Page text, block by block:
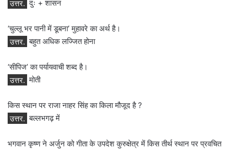
उत्तर. दुः + शासन
‘चुल्लू भर पानी में डूबना’ मुहावरे का अर्थ है।
उत्तर. बहुत अधिक लज्जित होना
‘सीपिज’ का पर्यायवाची शब्द है।
उत्तर. मोती
किस स्थान पर राजा नाहर सिंह का किला मौजूद है ?
उत्तर. बल्लभगढ़ में
भगवान कृष्ण ने अर्जुन को गीता के उपदेश कुरुक्षेत्र में किस तीर्थ स्थान पर प्रवचित